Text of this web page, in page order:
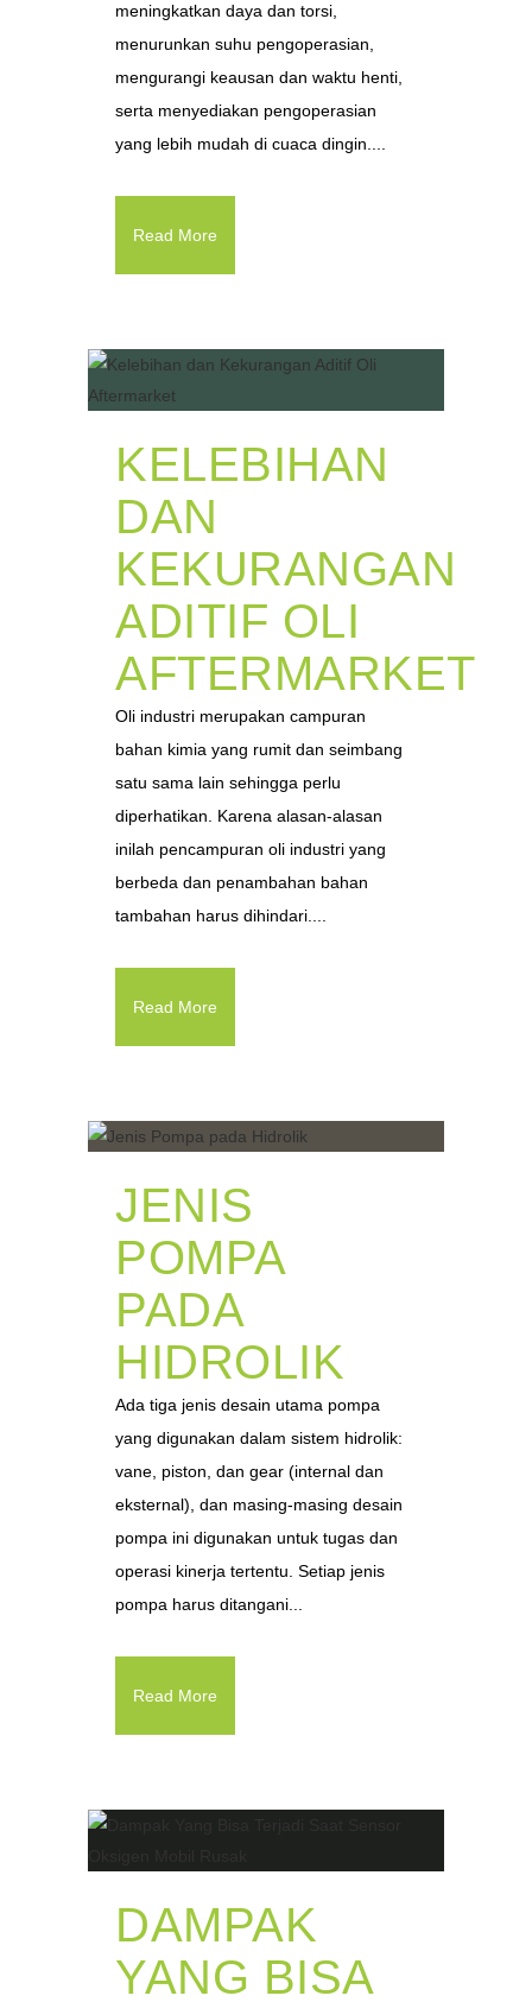
meningkatkan daya dan torsi,
menurunkan suhu pengoperasian,
mengurangi keausan dan waktu henti,
serta menyediakan pengoperasian
yang lebih mudah di cuaca dingin....
Read More
KELEBIHAN
DAN
KEKURANGAN
ADITIF OLI
AFTERMARKET
Oli industri merupakan campuran
bahan kimia yang rumit dan seimbang
satu sama lain sehingga perlu
diperhatikan. Karena alasan-alasan
inilah pencampuran oli industri yang
berbeda dan penambahan bahan
tambahan harus dihindari....
Read More
JENIS
POMPA
PADA
HIDROLIK
Ada tiga jenis desain utama pompa
yang digunakan dalam sistem hidrolik:
vane, piston, dan gear (internal dan
eksternal), dan masing-masing desain
pompa ini digunakan untuk tugas dan
operasi kinerja tertentu. Setiap jenis
pompa harus ditangani...
Read More
DAMPAK
YANG BISA